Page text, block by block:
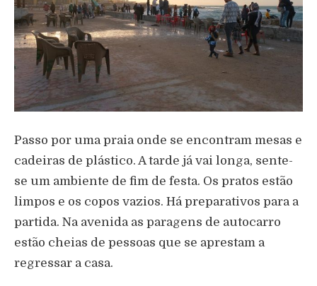
Passo por uma praia onde se encontram mesas e
cadeiras de plástico. A tarde já vai longa, sente-
se um ambiente de fim de festa. Os pratos estão
limpos e os copos vazios. Há preparativos para a
partida. Na avenida as paragens de autocarro
estão cheias de pessoas que se aprestam a
regressar a casa.